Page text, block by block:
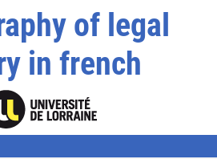
of legal
in french